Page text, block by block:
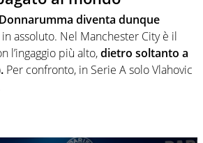
Donnarumma diventa dunque
in assoluto. Nel Manchester City è il
l’ingaggio più alto,dietro soltanto a
Per confronto, in Serie A solo Vlahovic